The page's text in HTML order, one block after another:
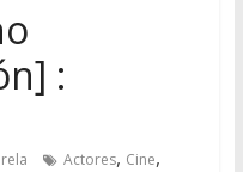
:
Actores, Cine,